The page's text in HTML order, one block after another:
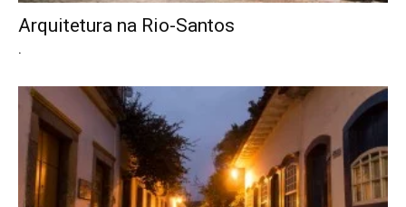
Arquitetura na Rio-Santos
.